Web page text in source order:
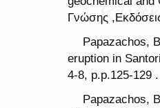
Γνώσης
Papazachos,
eruption in
4-8, p.p.125-129 .
Papazachos,